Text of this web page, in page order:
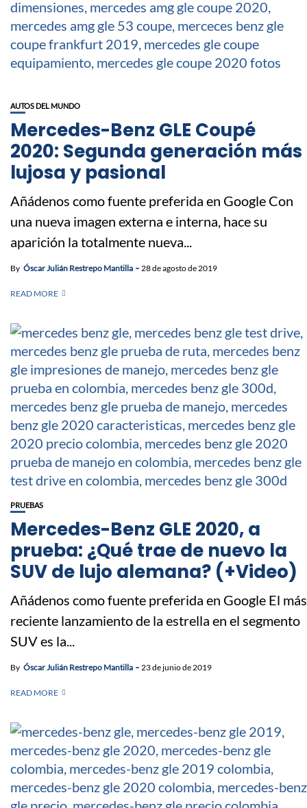
AUTOS DEL MUNDO
Mercedes-Benz GLE Coupé
2020: Segunda generación más
lujosa y pasional
Añádenos como fuente preferida en Google Con
una nueva imagen externa e interna, hace su
aparición la totalmente nueva...
By Óscar Julián Restrepo Mantilla 28 de agosto de 2019
READ MORE
PRUEBAS
Mercedes-Benz GLE 2020, a
prueba: ¿Qué trae de nuevo la
SUV de lujo alemana? (+Video)
Añádenos como fuente preferida en Google El más
reciente lanzamiento de la estrella en el segmento
SUV es la...
By Óscar Julián Restrepo Mantilla 23 de junio de 2019
READ MORE